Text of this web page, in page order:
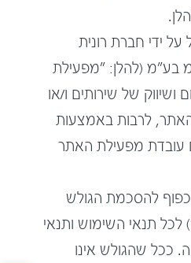
ידי חברת רונית
בע"מ (להלן: "מפעילת
של שירותים ו/או
לרבות באמצעות
עובדת מפעילת האתר
להסכמת הגולש
תנאי השימוש ותנאי
ככל שהגולש אינו